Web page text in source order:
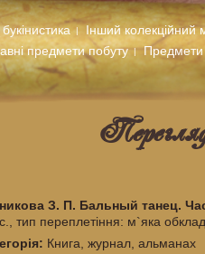
Інший колекційний
предмети побуту
Предмети
З. П. Бальный танец.
тип переплетіння: м`яка
Книга, журнал, альманах